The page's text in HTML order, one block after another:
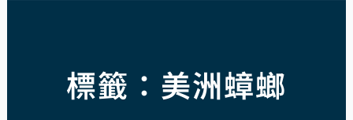
標籤：美洲蟑螂